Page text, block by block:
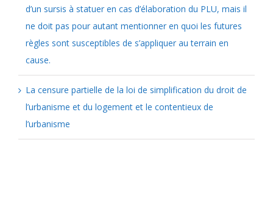
d’un sursis à statuer en cas d’élaboration du PLU, mais il
ne doit pas pour autant mentionner en quoi les futures
règles sont susceptibles de s’appliquer au terrain en
cause.
La censure partielle de la loi de simplification du droit de
l’urbanisme et du logement et le contentieux de
l’urbanisme